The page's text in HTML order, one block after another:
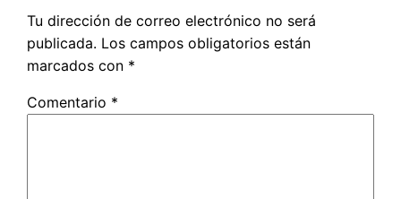
Tu dirección de correo electrónico no será
publicada. Los campos obligatorios están
marcados con *
Comentario *